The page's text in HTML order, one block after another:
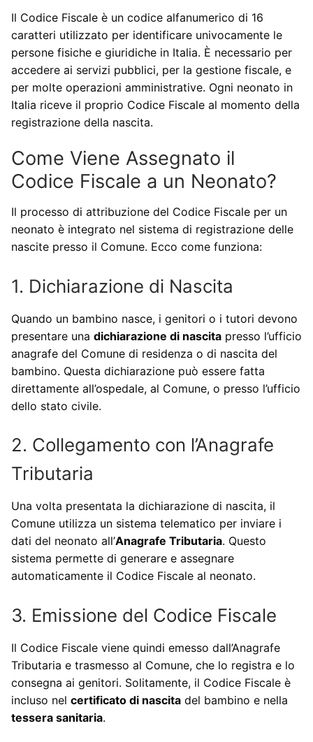
Il Codice Fiscale è un codice alfanumerico di 16
caratteri utilizzato per identificare univocamente le
persone fisiche e giuridiche in Italia. È necessario per
accedere ai servizi pubblici, per la gestione fiscale, e
per molte operazioni amministrative. Ogni neonato in
Italia riceve il proprio Codice Fiscale al momento della
registrazione della nascita.
Come Viene Assegnato il
Codice Fiscale a un Neonato?
Il processo di attribuzione del Codice Fiscale per un
neonato è integrato nel sistema di registrazione delle
nascite presso il Comune. Ecco come funziona:
1. Dichiarazione di Nascita
Quando un bambino nasce, i genitori o i tutori devono
presentare una dichiarazione di nascita presso l’ufficio
anagrafe del Comune di residenza o di nascita del
bambino. Questa dichiarazione può essere fatta
direttamente all’ospedale, al Comune, o presso l’ufficio
dello stato civile.
2. Collegamento con l’Anagrafe
Tributaria
Una volta presentata la dichiarazione di nascita, il
Comune utilizza un sistema telematico per inviare i
dati del neonato all’Anagrafe Tributaria. Questo
sistema permette di generare e assegnare
automaticamente il Codice Fiscale al neonato.
3. Emissione del Codice Fiscale
Il Codice Fiscale viene quindi emesso dall’Anagrafe
Tributaria e trasmesso al Comune, che lo registra e lo
consegna ai genitori. Solitamente, il Codice Fiscale è
incluso nel certificato di nascita del bambino e nella
tessera sanitaria.